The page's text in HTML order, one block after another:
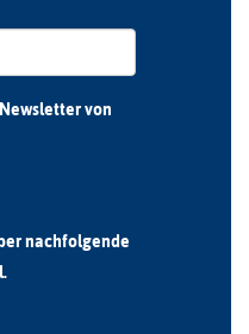
von
nachfolgende